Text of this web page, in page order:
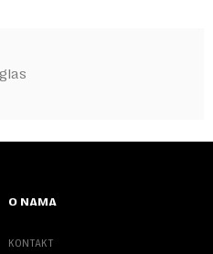
O NAMA
KONTAKT